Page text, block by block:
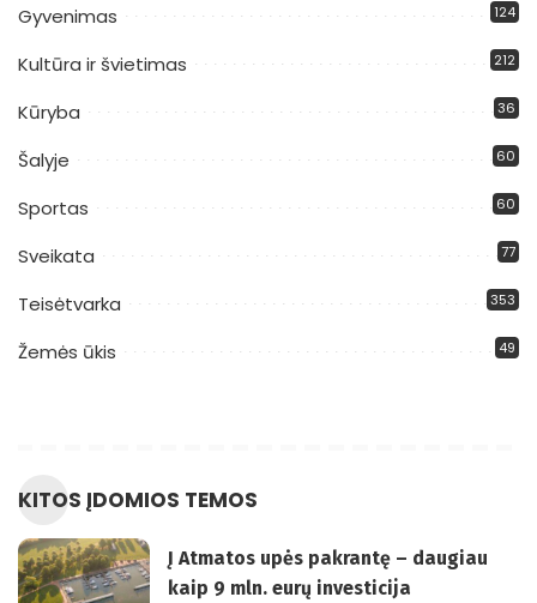
Gyvenimas 124
Kultūra ir švietimas 212
Kūryba 36
Šalyje 60
Sportas 60
Sveikata 77
Teisėtvarka 353
Žemės ūkis 49
KITOS ĮDOMIOS TEMOS
Į Atmatos upės pakrantę – daugiau
kaip 9 mln. eurų investicija